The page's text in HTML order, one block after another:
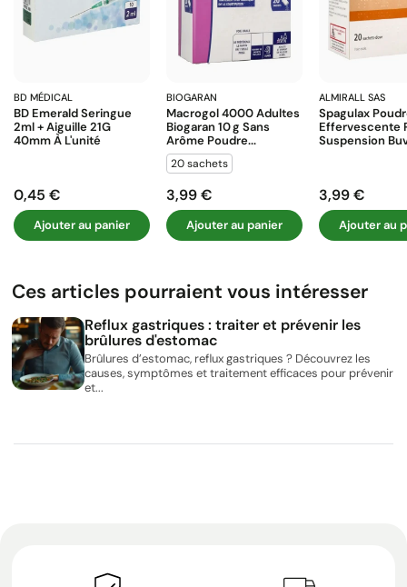
BD MÉDICAL
BD Emerald Seringue
2ml + Aiguille 21G
40mm À L'unité
Prix
0,45 €
Ajouter au panier
BIOGARAN
Macrogol 4000 Adultes
Biogaran 10 G Sans
Arôme Poudre...
20 sachets
Prix
3,99 €
Ajouter au panier
ALMIRALL SAS
Spagulax
Effervescente
Suspension
Prix
3,99 €
Ajouter au
Ces articles pourraient vous intéresser
Reflux gastriques : traiter et prévenir les
brûlures d'estomac
Brûlures d’estomac, reflux gastriques ? Découvrez les
causes, symptômes et traitement efficaces pour prévenir
et...